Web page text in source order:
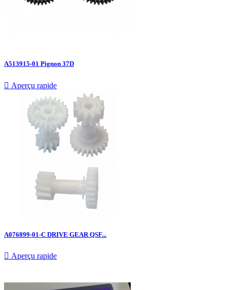
A513915-01 Pignon 37D
 Aperçu rapide
A076899-01-C DRIVE GEAR QSF...
 Aperçu rapide